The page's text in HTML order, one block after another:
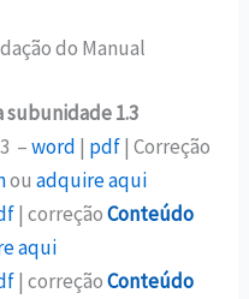
do Manual
subunidade 1.3
–word | pdf| Correção
ouadquire aqui
| correçãoConteúdo
aqui
| correçãoConteúdo